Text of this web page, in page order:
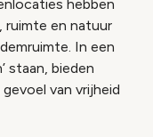
hebben
ruimte en natuur
In een
staan, bieden
van vrijheid